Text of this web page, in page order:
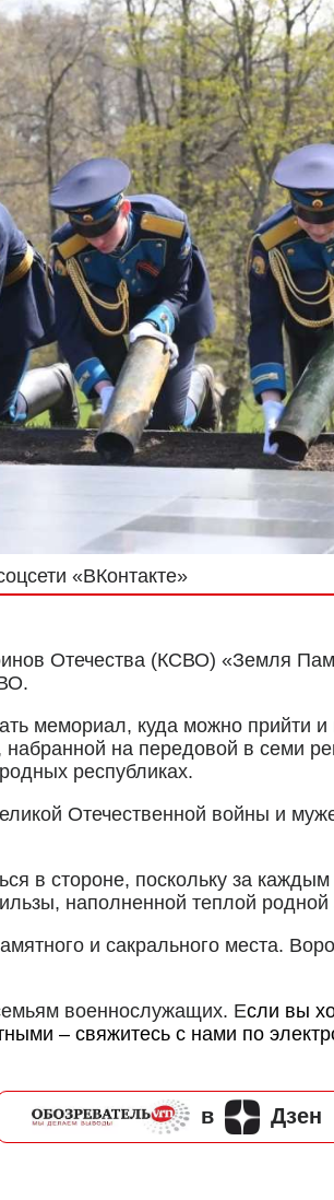
«ВКонтакте»
Отечества (КСВО) «Земля
мемориал, куда можно прийти
на передовой в семи
республиках.
Отечественной войны и
в стороне, поскольку за
наполненной теплой
и сакрального места.
военнослужащих. Если вы
– свяжитесь с нами по
в Дзен